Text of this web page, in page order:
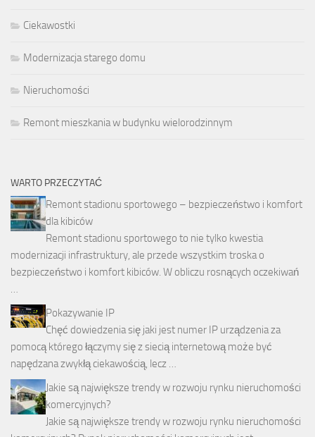
Ciekawostki
Modernizacja starego domu
Nieruchomości
Remont mieszkania w budynku wielorodzinnym
WARTO PRZECZYTAĆ
Remont stadionu sportowego – bezpieczeństwo i komfort
dla kibiców
Remont stadionu sportowego to nie tylko kwestia
modernizacji infrastruktury, ale przede wszystkim troska o
bezpieczeństwo i komfort kibiców. W obliczu rosnących oczekiwań
…
Pokazywanie IP
Chęć dowiedzenia się jaki jest numer IP urządzenia za
pomocą którego łączymy się z siecią internetową może być
napędzana zwykłą ciekawością, lecz …
Jakie są największe trendy w rozwoju rynku nieruchomości
komercyjnych?
Jakie są największe trendy w rozwoju rynku nieruchomości